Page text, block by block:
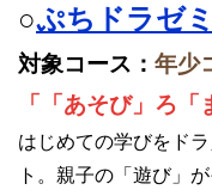
○ぷちドラゼミ
対象コース： 年少
「「あそび」ろ「
はじめての学びをド
ト。親子の「遊び」